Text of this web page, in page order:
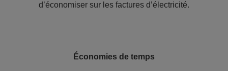
d’économiser sur les factures d’électricité.
Économies de temps